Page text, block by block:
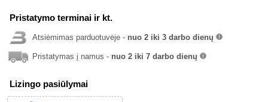
Pristatymo terminai ir kt.
Atsiėmimas parduotuvėje - nuo 2 iki 3 darbo dienų
Pristatymas į namus - nuo 2 iki 7 darbo dienų
Lizingo pasiūlymai